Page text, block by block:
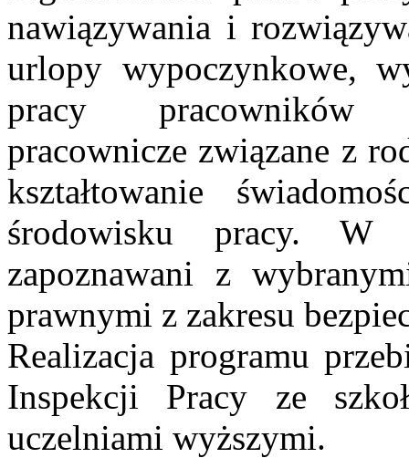
nawiązywania i
urlopy wypoczynkowe,
pracy pracowników
pracownicze związane z
kształtowanie
środowisku pracy. W
zapoznawani z
prawnymi z zakresu
Realizacja programu
Inspekcji Pracy ze
uczelniami wyższymi.